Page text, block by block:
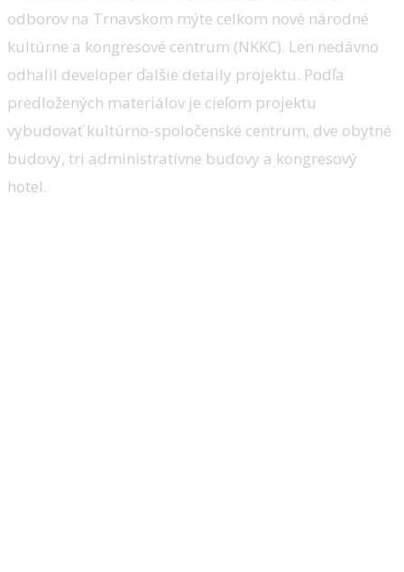
odborov na Trnavskom mýte celkom nové národné
kultúrne a kongresové centrum (NKKC). Len nedávno
odhalil developer ďalšie detaily projektu. Podľa
predložených materiálov je cieľom projektu
vybudovať kultúrno-spoločenské centrum, dve obytné
budovy, tri administratívne budovy a kongresový
hotel.